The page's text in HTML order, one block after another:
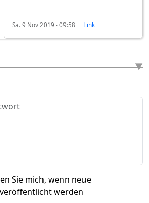
Sa. 9 Nov 2019 - 09:58 Link
Sie mich, wenn neue
werden